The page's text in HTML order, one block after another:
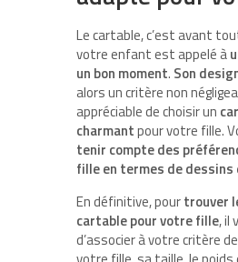
Le cartable, c’est avant
votre enfant est appelé à
un bon moment. Son
alors un critère non
appréciable de choisir un
charmantpour votre fille.
tenir compte des
fille en termes de
En définitive, pourtrouver
cartable pour votre fille, il
d’associer à votre critère de